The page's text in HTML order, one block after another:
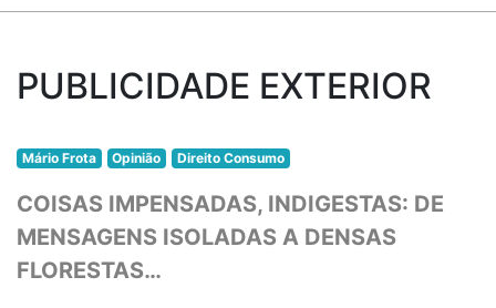
PUBLICIDADE EXTERIOR
Mário Frota Opinião Direito Consumo
COISAS IMPENSADAS, INDIGESTAS: DE
MENSAGENS ISOLADAS A DENSAS
FLORESTAS…